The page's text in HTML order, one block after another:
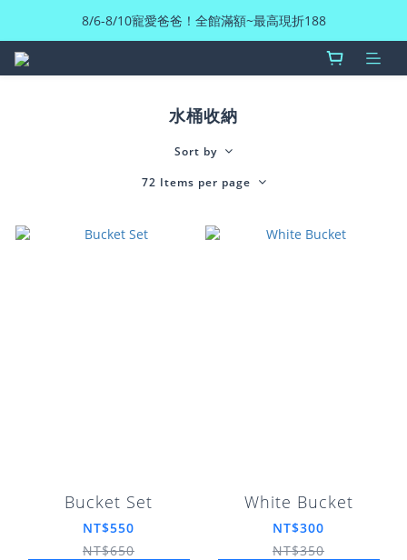
8/6-8/10寵愛爸爸！全館滿額~最高現折188
水桶收納
Sort by
72 Items per page
Bucket Set
NT$550
NT$650
White Bucket
NT$300
NT$350